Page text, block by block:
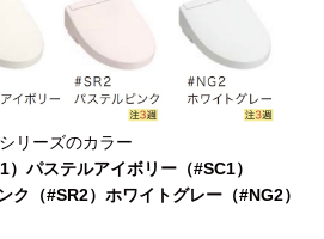
リーズのカラー
パステルアイボリー（#SC1）
ク（#SR2）ホワイトグレー（#NG2）